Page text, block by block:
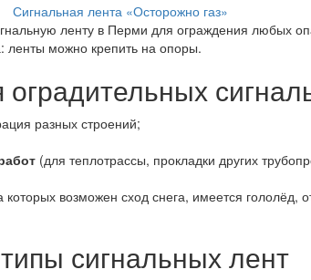
Сигнальная лента «Осторожно газ»
ленту в Перми для ограждения любых
ленты можно крепить на опоры.
разных строений;
(для теплотрассы, прокладки других
которых возможен сход снега, имеется гололёд,
сигнальных лент